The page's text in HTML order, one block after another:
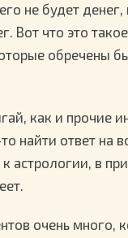
не будет
Вот что это
обречены
как и прочие
найти ответ на
астрологии, в
очень много,